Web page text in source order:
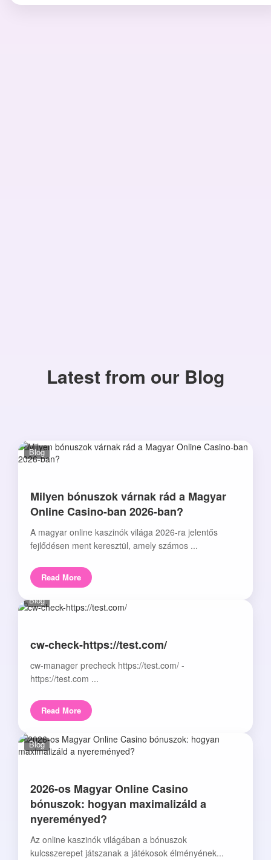
Latest from our Blog
Blog
Milyen bónuszok várnak rád a Magyar
Online Casino-ban 2026-ban?
A magyar online kaszinók világa 2026-ra jelentős
fejlődésen ment keresztül, amely számos ...
Read More
Blog
cw-check-https://test.com/
cw-manager precheck https://test.com/ -
https://test.com ...
Read More
Blog
2026-os Magyar Online Casino
bónuszok: hogyan maximalizáld a
nyereményed?
Az online kaszinók világában a bónuszok
kulcsszerepet játszanak a játékosok élményének...